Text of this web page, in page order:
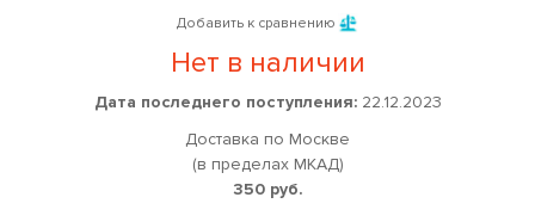
Добавить к сравнению
Нет в наличии
Дата последнего поступления:22.12.2023
Доставка по Москве
(в пределах МКАД)
350 руб.